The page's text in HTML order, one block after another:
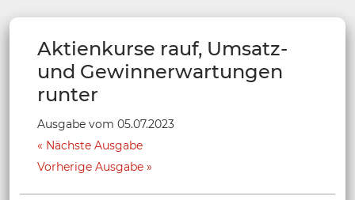
Aktienkurse rauf, Umsatz-
und Gewinnerwartungen
runter
Ausgabe vom 05.07.2023
Nächste Ausgabe
Vorherige Ausgabe